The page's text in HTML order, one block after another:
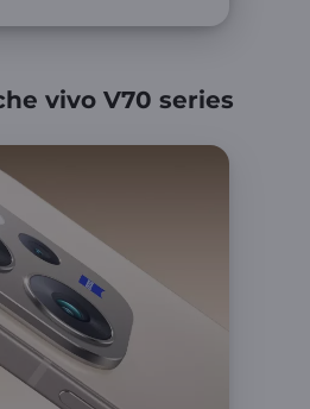
vivo V70 series